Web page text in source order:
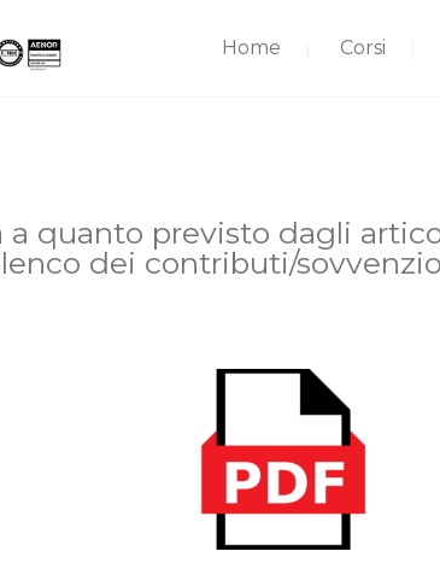
Home Corsi
quanto previsto dagli
dei contributi/